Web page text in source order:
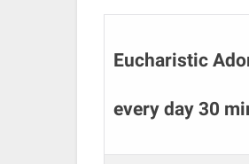
Eucharistic
every day 30